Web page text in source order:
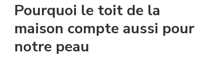
Pourquoi le toit de la
maison compte aussi pour
notre peau